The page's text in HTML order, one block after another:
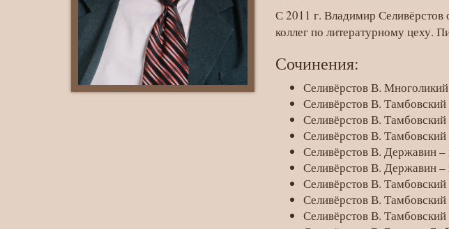
С 2011 г. Владимир Селивёрстов
коллег по литературному цеху.
Сочинения:
Селивёрстов В.
Селивёрстов В.
Селивёрстов В.
Селивёрстов В.
Селивёрстов В. Державин –
Селивёрстов В. Державин –
Селивёрстов В.
Селивёрстов В.
Селивёрстов В.